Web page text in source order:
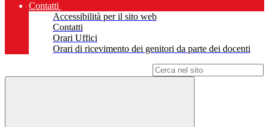
Contatti
Accessibilità per il sito web
Contatti
Orari Uffici
Orari di ricevimento dei genitori da parte dei docenti